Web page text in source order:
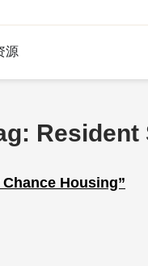
源
Resident
Housing”